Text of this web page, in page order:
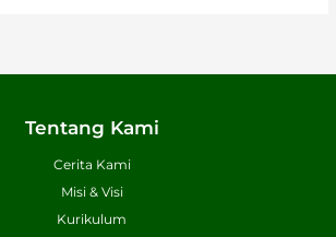
Tentang Kami
Cerita Kami
Misi & Visi
Kurikulum